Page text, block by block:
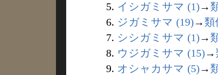
5. イシガミサマ (1)→
6. ジガミサマ (19)→ 類
7. シシガミサマ (1)→
8. ウジガミサマ (15)→
9. オシャカサマ (5)→